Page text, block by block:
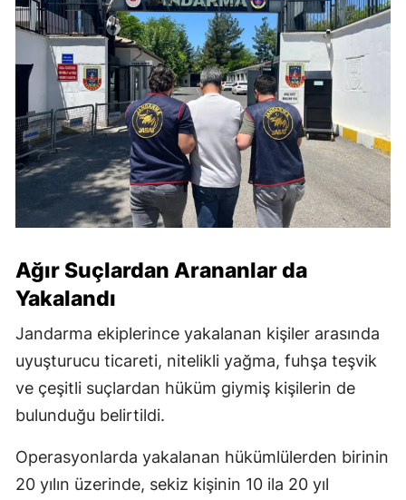
Ağır Suçlardan Arananlar da
Yakalandı
Jandarma ekiplerince yakalanan kişiler arasında
uyuşturucu ticareti, nitelikli yağma, fuhşa teşvik
ve çeşitli suçlardan hüküm giymiş kişilerin de
bulunduğu belirtildi.
Operasyonlarda yakalanan hükümlülerden birinin
20 yılın üzerinde, sekiz kişinin 10 ila 20 yıl